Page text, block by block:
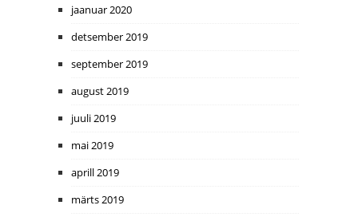
jaanuar 2020
detsember 2019
september 2019
august 2019
juuli 2019
mai 2019
aprill 2019
märts 2019